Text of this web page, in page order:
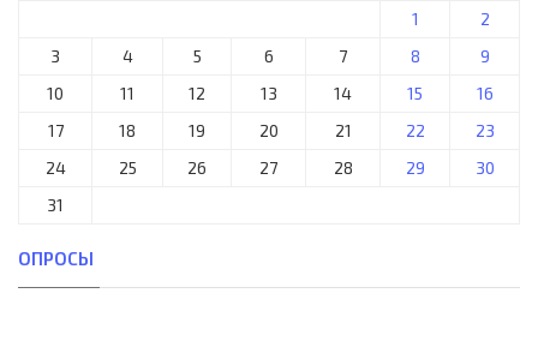
1
2
3
4 5 6 7 8
9
10
11 12 13 14 15
16
17
18 19 20 21 22
23
24
25 26 27 28 29
30
31
ОПРОСЫ